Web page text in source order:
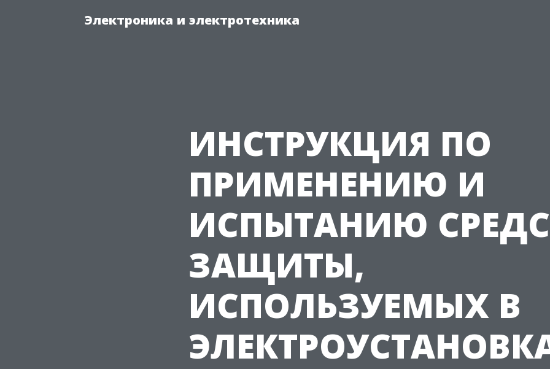
Электроника и электротехника
ИНСТРУКЦИЯ ПО
ПРИМЕНЕНИЮ И
ИСПЫТАНИЮ
ЗАЩИТЫ,
ИСПОЛЬЗУЕМЫХ В